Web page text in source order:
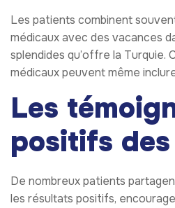
Les patients combinent
médicaux avec des vacances
splendides qu’offre la Turquie.
médicaux peuvent même
Les
positifs
De nombreux patients
les résultats positifs,